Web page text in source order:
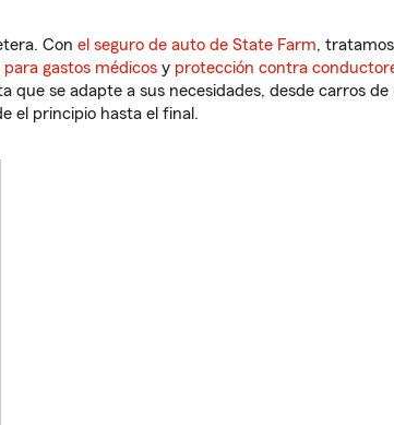
Con el seguro de auto de State Farm,
para gastos médicos y protección contra
se adapte a sus necesidades, desde carros
el principio hasta el final.